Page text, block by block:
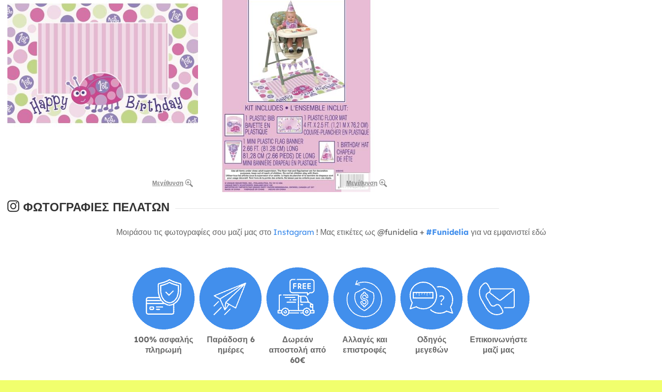
Μεγέθυνση Μεγέθυνση
ΦΩΤΟΓΡΑΦΊΕΣ ΠΕΛΑΤΏΝ
Μοιράσου τις φωτογραφίες σου μαζί μας στο Instagram ! Μας ετικέτες ως @funidelia + #Funidelia για να εμφανιστεί εδώ
100% ασφαλής
πληρωμή
Παράδοση 6
ημέρες
Δωρεάν
αποστολή από
60€
Αλλαγές και
επιστροφές
Οδηγός
μεγεθών
Επικοινωνήστε
μαζί μας